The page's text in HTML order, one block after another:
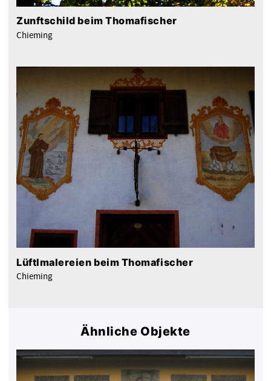
Zunftschild beim Thomafischer
Chieming
Lüftlmalereien beim Thomafischer
Chieming
Ähnliche Objekte